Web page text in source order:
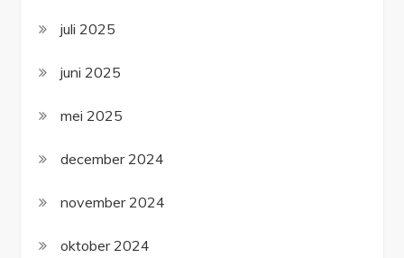
juli 2025
juni 2025
mei 2025
december 2024
november 2024
oktober 2024